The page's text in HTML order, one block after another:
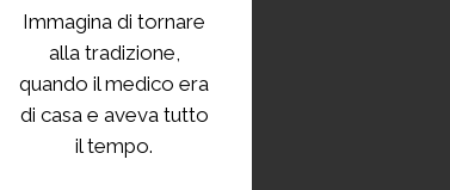
Immagina di tornare
alla tradizione,
quando il medico era
di casa e aveva tutto
il tempo.